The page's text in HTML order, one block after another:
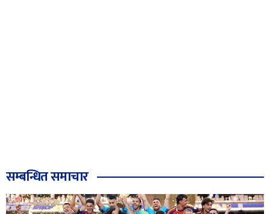
सम्बन्धित समाचार